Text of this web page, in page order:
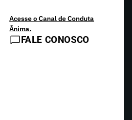
Acesse o Canal de Conduta
Ânima.
FALE CONOSCO